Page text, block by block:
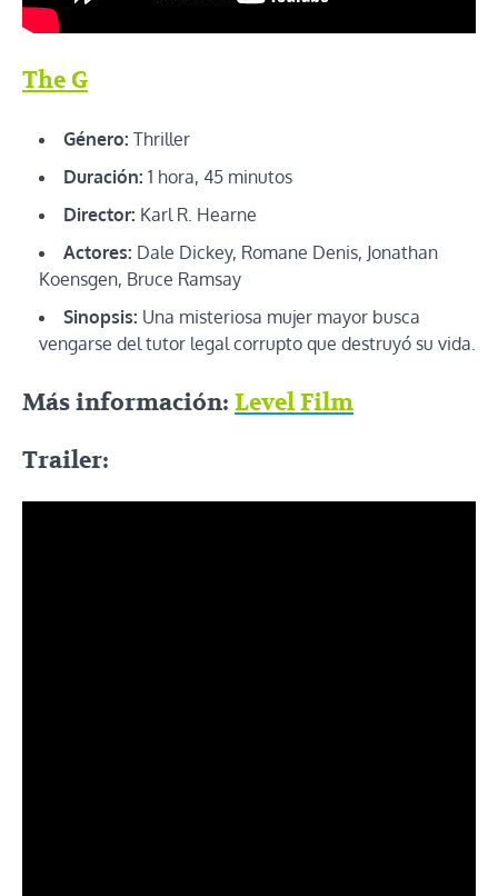
The G
Género: Thriller
Duración: 1 hora, 45 minutos
Director: Karl R. Hearne
Actores: Dale Dickey, Romane Denis, Jonathan
Koensgen, Bruce Ramsay
Sinopsis: Una misteriosa mujer mayor busca
vengarse del tutor legal corrupto que destruyó su vida.
Más información: Level Film
Trailer: